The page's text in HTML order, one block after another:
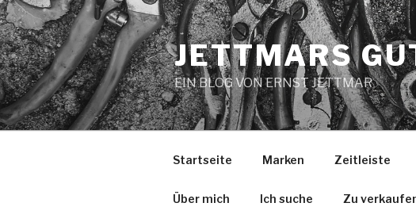
Zum
Inhalt
springen
JETTMARS
EIN BLOG VON ERNST JETTMAR
Startseite Marken Zeitleiste
Über mich Ich suche Zu